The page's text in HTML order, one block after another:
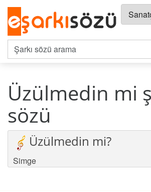
Üzülmedin mi
sözü
Üzülmedin mi?
Simge